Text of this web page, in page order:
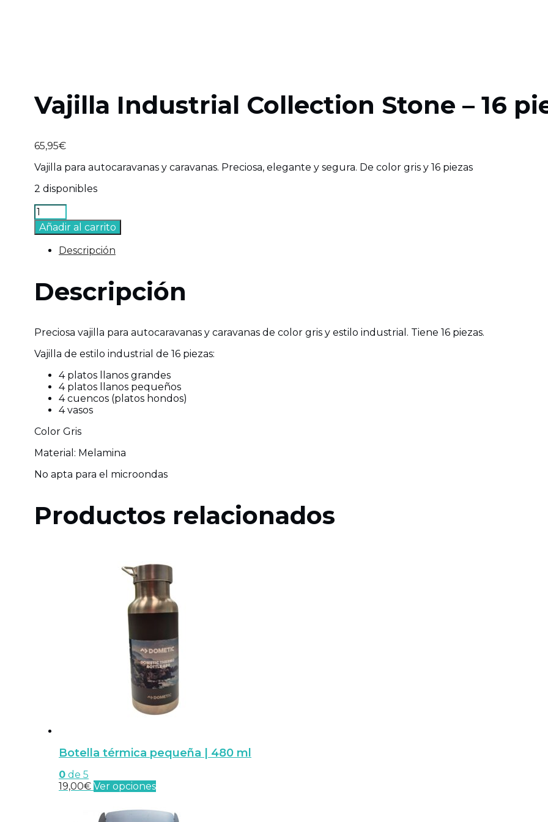
Vajilla Industrial Collection Stone – 16
65,95€
Vajilla para autocaravanas y caravanas. Preciosa, elegante y segura. De color gris y 16 piezas
2 disponibles
Vajilla
Industrial
Collection
Stone
cantidad
Añadir al carrito
Descripción
Descripción
Preciosa vajilla para autocaravanas y caravanas de color gris y estilo industrial. Tiene 16 piezas.
Vajilla de estilo industrial de 16 piezas:
4 platos llanos grandes
4 platos llanos pequeños
4 cuencos (platos hondos)
4 vasos
Color Gris
Material: Melamina
No apta para el microondas
Productos relacionados
Botella térmica pequeña | 480 ml
0 de 5
19,00€ Ver opcionesEste
tiene